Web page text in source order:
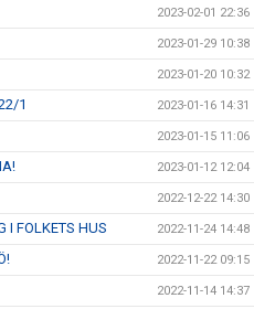
2023-02-01 22:36
2023-01-29 10:38
2023-01-20 10:32
1 2023-01-16 14:31
2023-01-15 11:06
2023-01-12 12:04
2022-12-22 14:30
I FOLKETS HUS 2022-11-24 14:48
2022-11-22 09:15
2022-11-14 14:37